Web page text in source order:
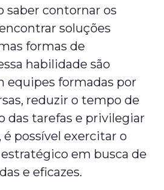
saber contornar os
soluções
formas de
habilidade são
equipes formadas por
reduzir o tempo de
das tarefas e privilegiar
é possível exercitar o
em busca de
e eficazes.